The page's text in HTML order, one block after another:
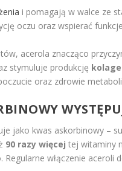
i pomagają w walce ze
oczu oraz wspierać
acerola znacząco
stymuluje produkcję
oraz zdrowie
jako kwas askorbinowy –
90 razy więcej tej witaminy
włączenie aceroli